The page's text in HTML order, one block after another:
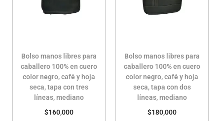
Bolso manos libres para
caballero 100% en cuero
color negro, café y hoja
seca, tapa con tres
líneas, mediano
$160,000
Bolso manos libres para
caballero 100% en cuero
color negro, café y hoja
seca, tapa con dos
líneas, mediano
$180,000